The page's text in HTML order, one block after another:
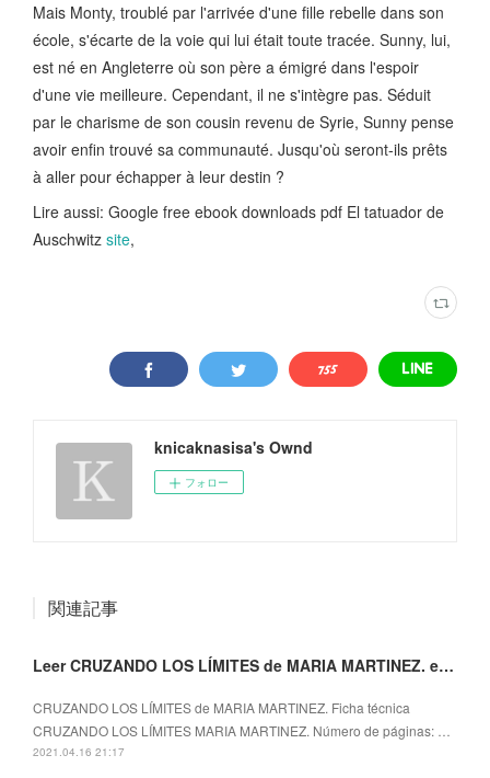
Mais Monty, troublé par l'arrivée d'une fille rebelle dans son
école, s'écarte de la voie qui lui était toute tracée. Sunny, lui,
est né en Angleterre où son père a émigré dans l'espoir
d'une vie meilleure. Cependant, il ne s'intègre pas. Séduit
par le charisme de son cousin revenu de Syrie, Sunny pense
avoir enfin trouvé sa communauté. Jusqu'où seront-ils prêts
à aller pour échapper à leur destin ?
Lire aussi: Google free ebook downloads pdf El tatuador de
Auschwitz site,
knicaknasisa's Ownd
フォロー
関連記事
Leer CRUZANDO LOS LÍMITES de MARIA MARTINEZ. en español 9788492916900
CRUZANDO LOS LÍMITES de MARIA MARTINEZ. Ficha técnica
CRUZANDO LOS LÍMITES MARIA MARTINEZ. Número de páginas: …
2021.04.16 21:17